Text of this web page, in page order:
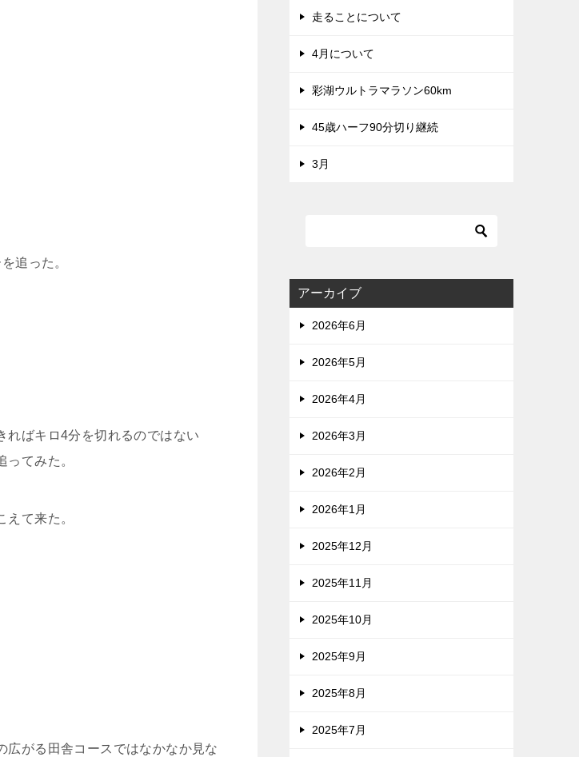
追った。
ればキロ4分を切れるのではない
てみた。
て来た。
広がる田舎コースではなかなか見な
走ることについて
4月について
彩湖ウルトラマラソン60km
45歳ハーフ90分切り継続
3月
アーカイブ
2026年6月
2026年5月
2026年4月
2026年3月
2026年2月
2026年1月
2025年12月
2025年11月
2025年10月
2025年9月
2025年8月
2025年7月